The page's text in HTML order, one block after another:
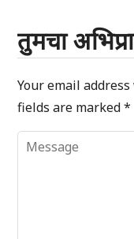
तुमचा
Your email
fields are marked*